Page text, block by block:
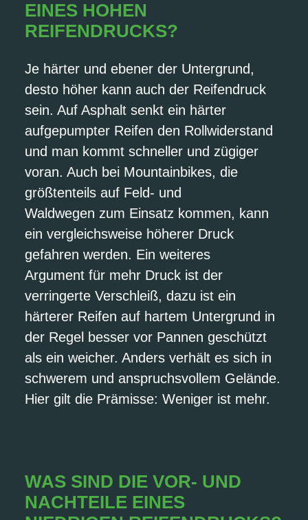
EINES HOHEN
REIFENDRUCKS?
Je härter und ebener der Untergrund,
desto höher kann auch der Reifendruck
sein. Auf Asphalt senkt ein härter
aufgepumpter Reifen den Rollwiderstand
und man kommt schneller und zügiger
voran. Auch bei Mountainbikes, die
größtenteils auf Feld- und
Waldwegen zum Einsatz kommen, kann
ein vergleichsweise höherer Druck
gefahren werden. Ein weiteres
Argument für mehr Druck ist der
verringerte Verschleiß, dazu ist ein
härterer Reifen auf hartem Untergrund in
der Regel besser vor Pannen geschützt
als ein weicher. Anders verhält es sich in
schwerem und anspruchsvollem Gelände.
Hier gilt die Prämisse: Weniger ist mehr.
WAS SIND DIE VOR- UND
NACHTEILE EINES